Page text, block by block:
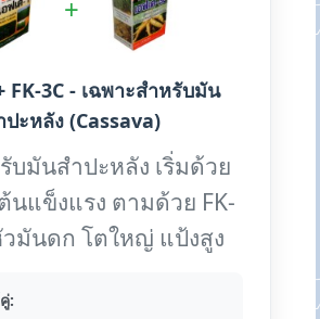
+
FK-3C - เฉพาะสำหรับมัน
ปะหลัง (Cassava)
บมันสำปะหลัง เริ่มด้วย
นแข็งแรง ตามด้วย FK-
วมันดก โตใหญ่ แป้งสูง
: